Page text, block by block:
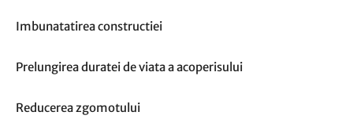
Imbunatatirea constructiei
Prelungirea duratei de viata a acoperisului
Reducerea zgomotului